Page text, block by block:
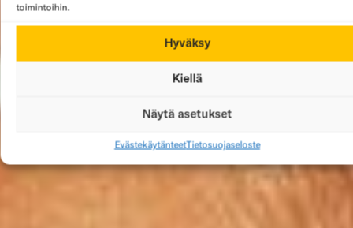
toimintoihin.
Hyväksy
Kiellä
Näytä asetukset
EvästekäytänteetTietosuojaseloste